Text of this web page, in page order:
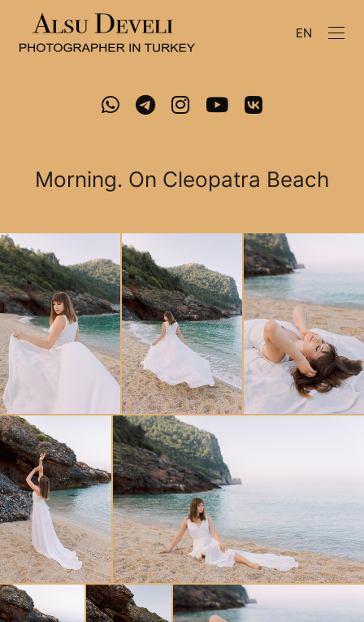
EN
Morning. On Cleopatra Beach